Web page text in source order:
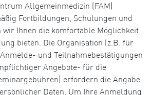
Allgemeinmedizin (FAM)
Fortbildungen, Schulungen und
wir Ihnen die komfortable Möglichkeit
bieten. Die Organisation (z.B. für
und Teilnahmebestätigungen
Angebote- für die
erfordern die Angabe
Daten. Um Ihre Anmeldung